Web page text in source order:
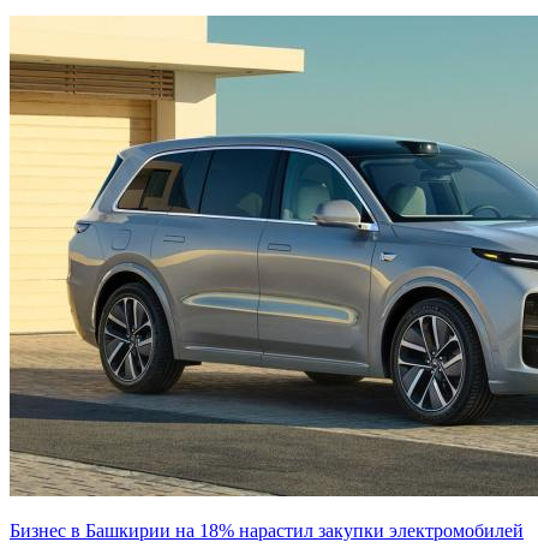
Бизнес в Башкирии на 18% нарастил закупки электромобилей